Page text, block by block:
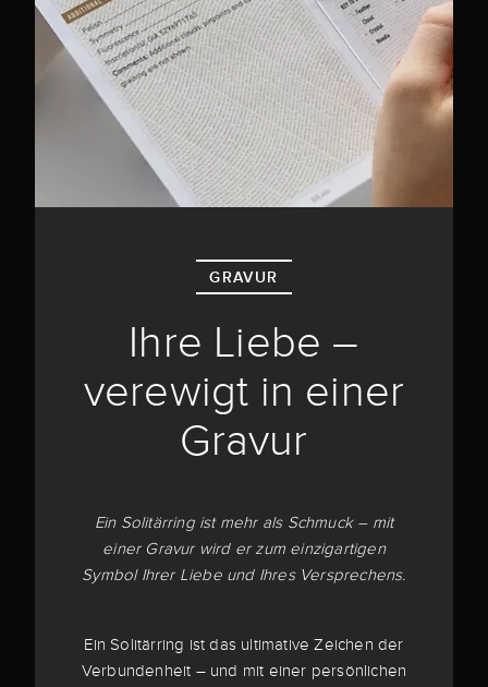
GRAVUR
Ihre Liebe –
verewigt in einer
Gravur
Ein Solitärring ist mehr als Schmuck – mit
einer Gravur wird er zum einzigartigen
Symbol Ihrer Liebe und Ihres Versprechens.
Ein Solitärring ist das ultimative Zeichen der
Verbundenheit – und mit einer persönlichen